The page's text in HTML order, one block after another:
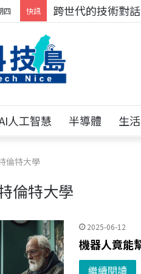
四 快訊 跨世代的技術對
人工智慧 半導體 生活
倫特大學
倫特大學
2025-06-12
機器人竟能
繼續閱讀